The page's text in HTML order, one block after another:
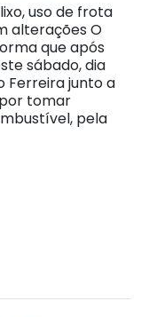
uso de frota
alterações O
que após
sábado, dia
Ferreira junto a
tomar
pela